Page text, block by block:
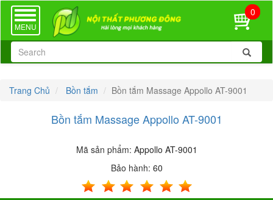
TOGGLE
NAVIGATION
MENU
0
Trang Chủ Bồn tắm Bồn tắm Massage Appollo AT-9001
Bồn tắm Massage Appollo AT-9001
Mã sản phẩm: Appollo AT-9001
Bảo hành: 60